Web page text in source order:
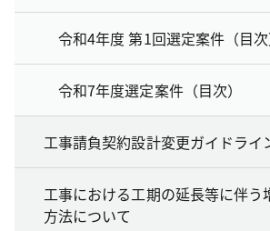
令和4年度 第1回選定案件（目次
令和7年度選定案件（目次）
工事請負契約設計変更ガイドライ
工事における工期の延長等に伴う
方法について